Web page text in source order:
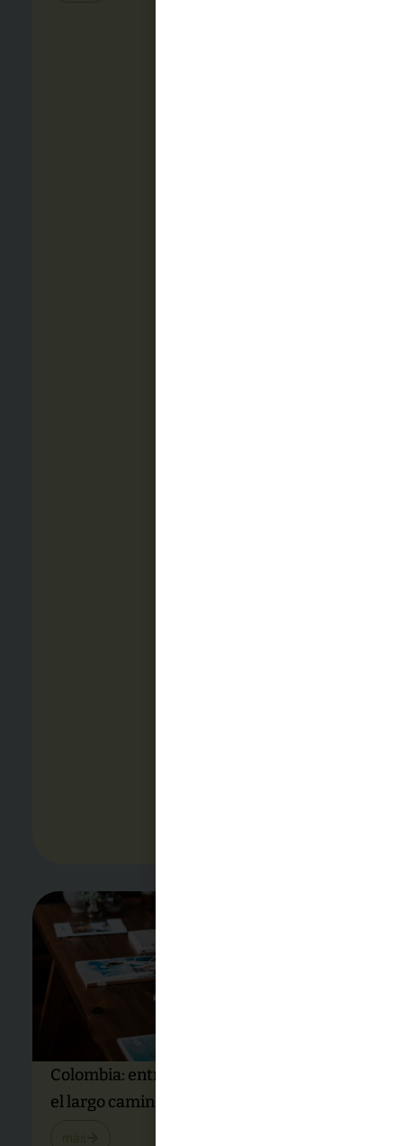
Colombia: entre la guerra y la esperanza,
el largo camino hacia la paz – Oct. 2025